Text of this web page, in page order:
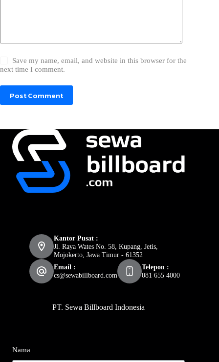
Save my name, email, and website in this browser for the
next time I comment.
Post Comment
Kantor Pusat :
Jl. Raya Wates No. 58, Kupang, Jetis,
Mojokerto, Jawa Timur - 61352
Email :
cs@sewabillboard.com
Telepon :
081 655 4000
PT. Sewa Billboard Indonesia
Nama